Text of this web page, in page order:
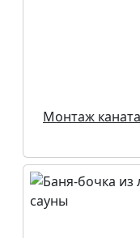
Монтаж каната